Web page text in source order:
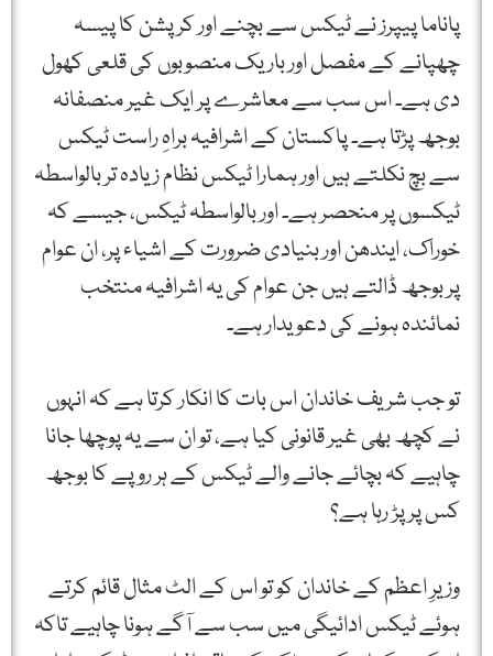
پاناما پیپرز نے ٹیکس سے بچنے اور کرپشن کا پیسہ
چھپانے کے مفصل اور باریک منصوبوں کی قلعی کھول
دی ہے۔ اس سب سے معاشرے پر ایک غیر منصفانہ
بوجھ پڑتا ہے۔ پاکستان کے اشرافیہ براہِ راست ٹیکس
سے بچ نکلتے ہیں اور ہمارا ٹیکس نظام زیادہ تر بالواسطہ
ٹیکسوں پر منحصر ہے۔ اور بالواسطہ ٹیکس، جیسے کہ
خوراک، ایندھن اور بنیادی ضرورت کے اشیاء پر، ان عوام
پر بوجھ ڈالتے ہیں جن عوام کی یہ اشرافیہ منتخب
نمائندہ ہونے کی دعویدار ہے۔
تو جب شریف خاندان اس بات کا انکار کرتا ہے کہ انہوں
نے کچھ بھی غیر قانونی کیا ہے، تو ان سے یہ پوچھا جانا
چاہیے کہ بچائے جانے والے ٹیکس کے ہر روپے کا بوجھ
کس پر پڑ رہا ہے؟
وزیرِ اعظم کے خاندان کو تو اس کے الٹ مثال قائم کرتے
ہوئے ٹیکس ادائیگی میں سب سے آگے ہونا چاہیے تاکہ